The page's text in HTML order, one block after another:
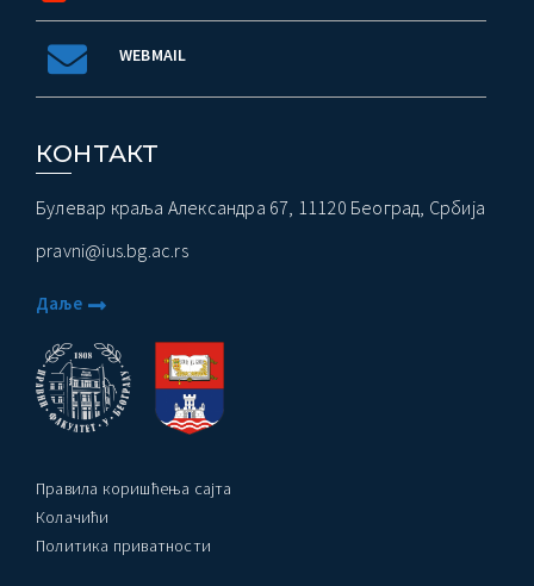
WEBMAIL
КОНТАКТ
Булевар краља Александра 67, 11120 Београд, Србија
pravni@ius.bg.ac.rs
Даље
Правила коришћења сајта
Колачићи
Политика приватности